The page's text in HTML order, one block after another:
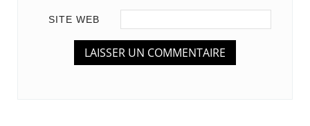
SITE WEB